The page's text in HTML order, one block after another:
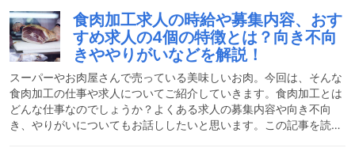
に、商品選びに迷ってしまったことがありませんか？魅力的なパッ
ケージで商品の良さを伝え、お客様の手に取ってもらう、そしてよ
うやく食べてもらいファンになってもらう、食品会社では様々な人
が関わり世の中に商品を提供しているのです。この記事では、食品
メーカーの職種や仕事内容について紹介します。食品メーカーの仕
食肉加工求人の時給や募集内容、おす
すめ求人の4個の特徴とは？向き不向
きややりがいなどを解説！
スーパーやお肉屋さんで売っている美味しいお肉。今回は、そんな
食肉加工の仕事や求人についてご紹介していきます。食肉加工とは
どんな仕事なのでしょうか？よくある求人の募集内容や向き不向
き、やりがいについてもお話ししたいと思います。この記事を読ん